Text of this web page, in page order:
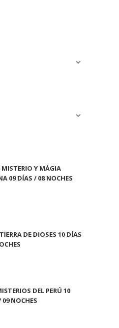
MISTERIO Y MÁGIA
09 DÍAS / 08 NOCHES
DE DIOSES 10 DÍAS
DEL PERÚ 10
09 NOCHES